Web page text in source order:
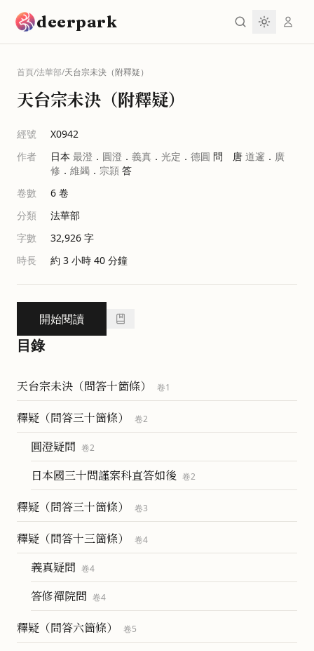
deerpark
首頁/法華部/天台宗未決（附釋疑）
天台宗未決（附釋疑）
經號
X0942
作者
日本 最澄 ． 圓澄 ． 義真 ． 光定 ． 德圓 問 唐 道邃 ． 廣
修 ． 維蠲 ． 宗頴 答
卷數
6 卷
分類
法華部
字數
32,926 字
時長
約 3 小時 40 分鐘
開始閱讀
目錄
天台宗未決（問答十箇條） 卷1
釋疑（問答三十箇條） 卷2
圓澄疑問 卷2
日本國三十問謹案科直答如後 卷2
釋疑（問答三十箇條） 卷3
釋疑（問答十三箇條） 卷4
義真疑問 卷4
答修禪院問 卷4
釋疑（問答六箇條） 卷5